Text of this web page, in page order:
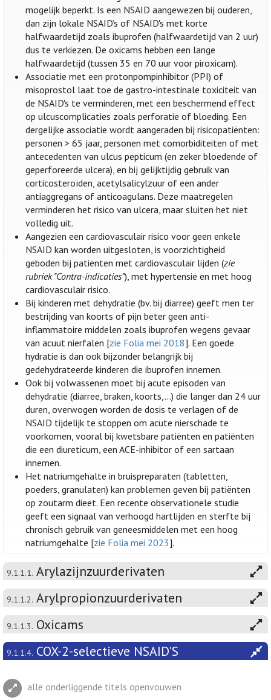
mogelijk beperkt. Is een NSAID aangewezen bij ouderen,
dan zijn lokale NSAID’s of NSAID's met korte
halfwaardetijd zoals ibuprofen (halfwaardetijd van 2 uur)
dus te verkiezen. De oxicams hebben een lange
halfwaardetijd (tussen 35 en 70 uur voor piroxicam).
Associatie met een protonpompinhibitor (PPI) of
misoprostol laat toe de gastro-intestinale toxiciteit van
de NSAID's te verminderen, met een beschermend effect
op ulcuscomplicaties zoals perforatie of bloeding. Een
dergelijke associatie wordt aangeraden bij risicopatiënten:
personen > 65 jaar, personen met comorbiditeiten of met
antecedenten van ulcus pepticum (en zeker bloedende of
geperforeerde ulcera), en bij gelijktijdig gebruik van
corticosteroïden, acetylsalicylzuur of een ander
antiaggregans of anticoagulans. Deze maatregelen
verminderen het risico van ulcera, maar sluiten het niet
volledig uit.
Aangezien een cardiovasculair risico voor geen enkele
NSAID kan worden uitgesloten, is voorzichtigheid
geboden bij patiënten met cardiovasculair lijden (zie
rubriek "Contra-indicaties”), met hypertensie en met hoog
cardiovasculair risico.
Bij kinderen met dehydratie (bv. bij diarree) geeft men ter
bestrijding van koorts of pijn beter geen anti-
inflammatoire middelen zoals ibuprofen wegens gevaar
van acuut nierfalen [zie Folia mei 2018]. Een goede
hydratie is dan ook bijzonder belangrijk bij
gedehydrateerde kinderen die ibuprofen innemen.
Ook bij volwassenen moet bij acute episoden van
dehydratie (diarree, braken, koorts,...) die langer dan 24 uur
duren, overwogen worden de dosis te verlagen of de
NSAID tijdelijk te stoppen om acute nierschade te
voorkomen, vooral bij kwetsbare patiënten en patiënten
die een diureticum, een ACE-inhibitor of een sartaan
innemen.
Het natriumgehalte in bruispreparaten (tabletten,
poeders, granulaten) kan problemen geven bij patiënten
op zoutarm dieet. Een recente observationele studie
geeft een signaal van verhoogd hartlijden en sterfte bij
chronisch gebruik van geneesmiddelen met een hoog
natriumgehalte [zie Folia mei 2023].
9.1.1.1. Arylazijnzuurderivaten
9.1.1.2. Arylpropionzuurderivaten
9.1.1.3. Oxicams
9.1.1.4. COX-2-selectieve NSAID'S
alle onderliggende titels openvouwen